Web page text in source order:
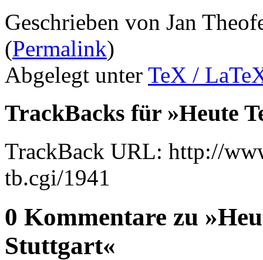
Geschrieben von Jan
(Permalink)
Abgelegt unter TeX /
TrackBacks für »Heute
TrackBack URL: http://
tb.cgi/1941
0 Kommentare zu
Stuttgart«